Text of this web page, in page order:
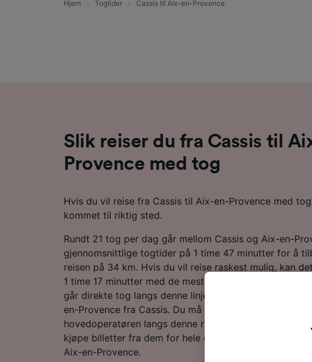
Hjem Togtider Cassis til Aix-en-Provence
Slik reiser du fra Cassis til
Provence med tog
Hvis du vil reise fra Cassis til Aix-en-Provence med
kommet til riktig sted.
Rundt 21 tog per dag går mellom Cassis og Aix-en-
gjennomsnittlige togtider på 1 time 47 minutter for å
reisen på 34 km. Hvis du vil reise raskest mulig, kan
1 time 17 minutter med de mest effektive tjenestene.
går direkte tog langs denne linjen, er det likevel enkelt
en-Provence fra Cassis. Du må bare foreta 1 bytte
hovedoperatøren langs denne ruten, så du kommer
kjøpe billetter fra dem for hele eller i det minste deler
Aix-en-Provence.